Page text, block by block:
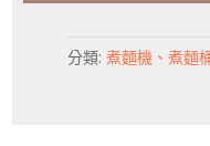
分類:煮麵機、煮麵